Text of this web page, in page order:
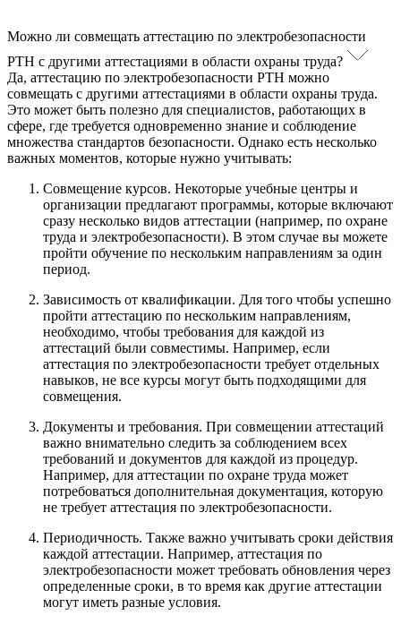
Можно ли совмещать аттестацию по электробезопасности
РТН с другими аттестациями в области охраны труда?
Да, аттестацию по электробезопасности РТН можно
совмещать с другими аттестациями в области охраны труда.
Это может быть полезно для специалистов, работающих в
сфере, где требуется одновременно знание и соблюдение
множества стандартов безопасности. Однако есть несколько
важных моментов, которые нужно учитывать:
Совмещение курсов. Некоторые учебные центры и
организации предлагают программы, которые включают
сразу несколько видов аттестации (например, по охране
труда и электробезопасности). В этом случае вы можете
пройти обучение по нескольким направлениям за один
период.
Зависимость от квалификации. Для того чтобы успешно
пройти аттестацию по нескольким направлениям,
необходимо, чтобы требования для каждой из
аттестаций были совместимы. Например, если
аттестация по электробезопасности требует отдельных
навыков, не все курсы могут быть подходящими для
совмещения.
Документы и требования. При совмещении аттестаций
важно внимательно следить за соблюдением всех
требований и документов для каждой из процедур.
Например, для аттестации по охране труда может
потребоваться дополнительная документация, которую
не требует аттестация по электробезопасности.
Периодичность. Также важно учитывать сроки действия
каждой аттестации. Например, аттестация по
электробезопасности может требовать обновления через
определенные сроки, в то время как другие аттестации
могут иметь разные условия.